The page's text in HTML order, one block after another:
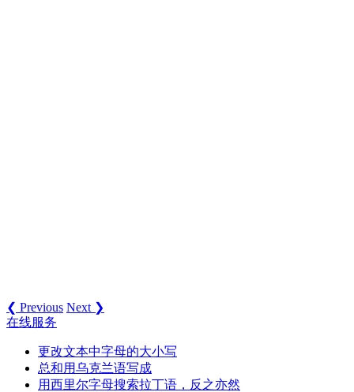
❮ Previous Next ❯
在线服务
更改文本中字母的大小写
总和用乌克兰语写成
用西里尔字母搜索拉丁语，反之亦然